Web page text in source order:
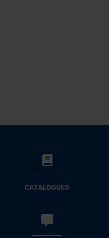
CATALOGUES